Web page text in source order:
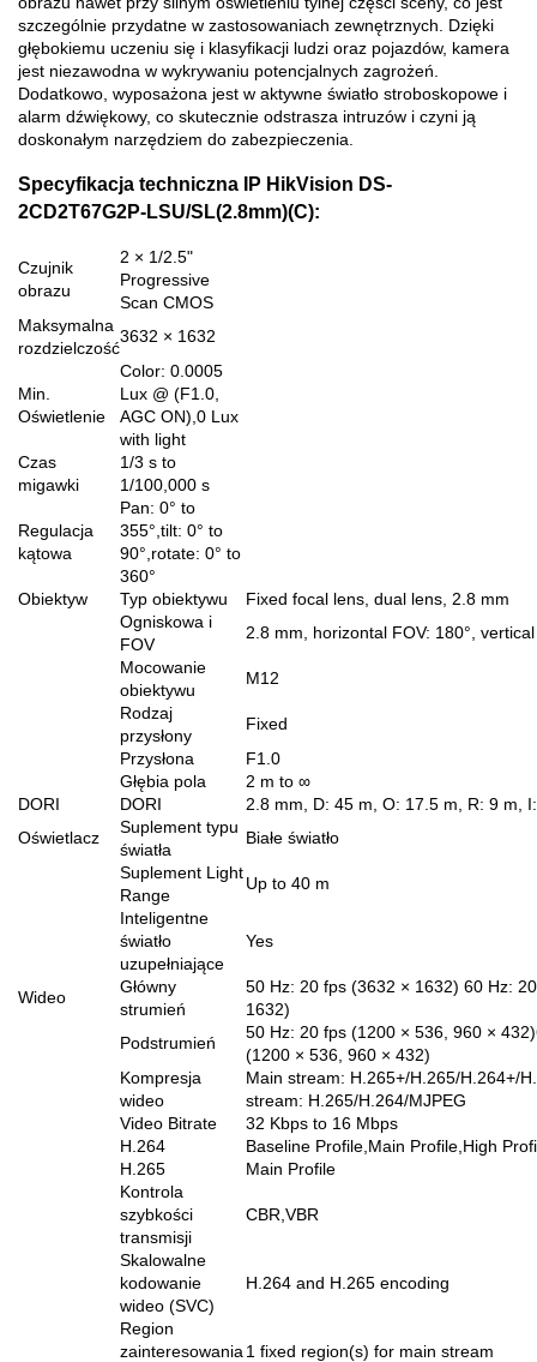
szczególnie przydatne w zastosowaniach zewnętrznych. Dzięki
głębokiemu uczeniu się i klasyfikacji ludzi oraz pojazdów, kamera
jest niezawodna w wykrywaniu potencjalnych zagrożeń.
Dodatkowo, wyposażona jest w aktywne światło stroboskopowe i
alarm dźwiękowy, co skutecznie odstrasza intruzów i czyni ją
doskonałym narzędziem do zabezpieczenia.
Specyfikacja techniczna IP HikVision DS-
2CD2T67G2P-LSU/SL(2.8mm)(C):
Czujnik
obrazu
2 × 1/2.5"
Progressive
Scan CMOS
Maksymalna
rozdzielczość
3632 × 1632
Min.
Oświetlenie
Color: 0.0005
Lux @ (F1.0,
AGC ON),0 Lux
with light
Czas
migawki
1/3 s to
1/100,000 s
Regulacja
kątowa
Pan: 0° to
355°,tilt: 0° to
90°,rotate: 0° to
360°
Obiektyw
Typ obiektywu
Fixed focal lens, dual lens, 2.8 mm
Ogniskowa i
FOV
2.8 mm, horizontal FOV: 180°,
Mocowanie
obiektywu
M12
Rodzaj
przysłony
Fixed
Przysłona
F1.0
Głębia pola
2 m to ∞
DORI
DORI
2.8 mm, D: 45 m, O: 17.5 m, R: 9 m,
Oświetlacz
Suplement typu
światła
Białe światło
Suplement Light
Range
Up to 40 m
Inteligentne
światło
uzupełniające
Yes
Wideo
Główny
strumień
50 Hz: 20 fps (3632 × 1632) 60 Hz:
1632)
Podstrumień
50 Hz: 20 fps (1200 × 536, 960 ×
(1200 × 536, 960 × 432)
Kompresja
wideo
Main stream: H.265+/H.265/H.264+/
stream: H.265/H.264/MJPEG
Video Bitrate
32 Kbps to 16 Mbps
H.264
Baseline Profile,Main Profile,High
H.265
Main Profile
Kontrola
szybkości
transmisji
CBR,VBR
Skalowalne
kodowanie
wideo (SVC)
H.264 and H.265 encoding
Region
zainteresowania 1 fixed region(s) for main stream